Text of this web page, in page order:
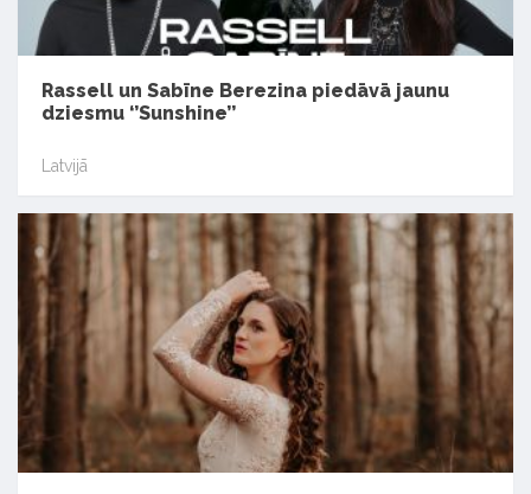
Rassell un Sabīne Berezina piedāvā jaunu
dziesmu ‘’Sunshine’’
Latvijā